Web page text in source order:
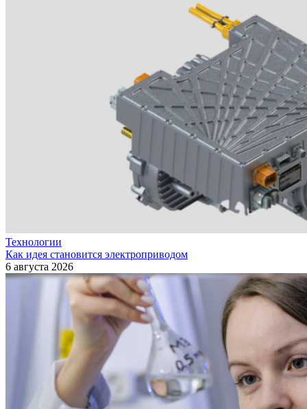
Технологии
Как идея становится электроприводом
6 августа 2026